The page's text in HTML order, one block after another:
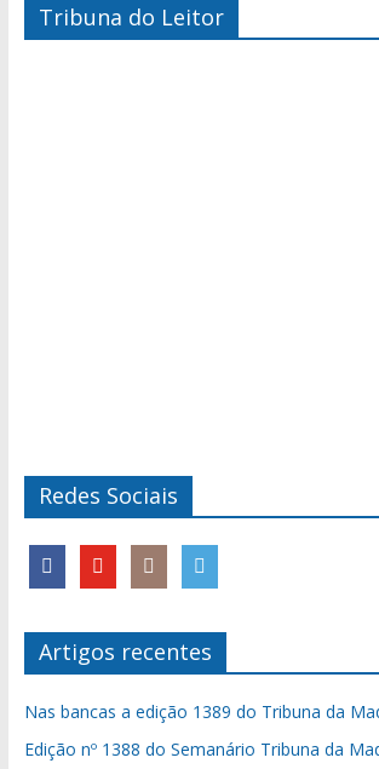
Tribuna do Leitor
Redes Sociais
Artigos recentes
Nas bancas a edição 1389 do Tribuna da
Edição nº 1388 do Semanário Tribuna da